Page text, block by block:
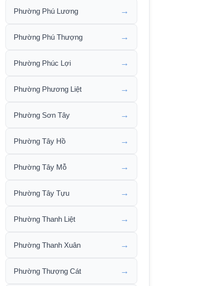
Phường Phú Lương →
Phường Phú Thượng →
Phường Phúc Lợi →
Phường Phương Liệt →
Phường Sơn Tây →
Phường Tây Hồ →
Phường Tây Mỗ →
Phường Tây Tựu →
Phường Thanh Liệt →
Phường Thanh Xuân →
Phường Thượng Cát →